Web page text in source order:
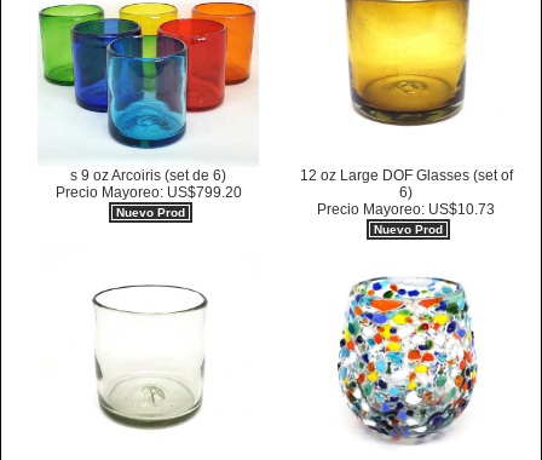
s 9 oz Arcoiris (set de 6)
Precio Mayoreo: US$799.20
Nuevo Prod
12 oz Large DOF Glasses (set of
6)
Precio Mayoreo: US$10.73
Nuevo Prod